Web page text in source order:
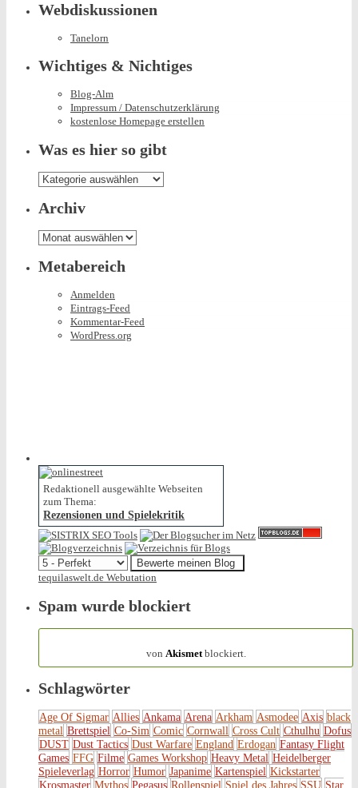
Webdiskussionen
Tanelorn
Wichtiges & Nichtiges
Blog-Alm
Impressum / Datenschutzerklärung
kostenlose Homepage erstellen
Was es hier so gibt
Was
es
hier
so
gibt
Archiv
Archiv
Metabereich
Anmelden
Eintrags-Feed
Kommentar-Feed
WordPress.org
Redaktionell ausgewählte Webseiten
zum Thema:
Rezensionen und Spielekritik
tequilaswelt.de Webutation
Spam wurde blockiert
von Akismetblockiert.
Schlagwörter
Age Of Sigmar Allies Ankama Arena Arkham Asmodee Axis black
metal Brettspiel Co-Sim Comic Cornwall Cross Cult Cthulhu Dofus
DUST Dust Tactics Dust Warfare England Erdogan Fantasy Flight
Games FFG Filme Games Workshop Heavy Metal Heidelberger
Spieleverlag Horror Humor Japanime Kartenspiel Kickstarter
Krosmaster Mythos Pegasus Rollenspiel Spiel des Jahres SSU Star